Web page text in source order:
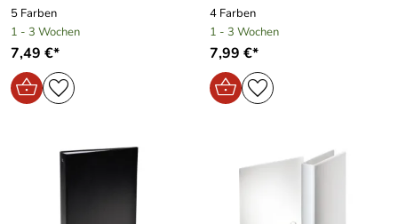
5 Farben
1 - 3 Wochen
7,49 €*
4 Farben
1 - 3 Wochen
7,99 €*